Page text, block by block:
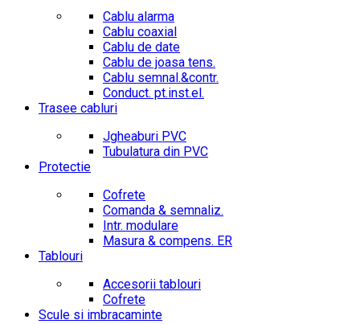
Cablu alarma
Cablu coaxial
Cablu de date
Cablu de joasa tens.
Cablu semnal.&contr.
Conduct. pt.inst.el.
Trasee cabluri
Jgheaburi PVC
Tubulatura din PVC
Protectie
Cofrete
Comanda & semnaliz.
Intr. modulare
Masura & compens. ER
Tablouri
Accesorii tablouri
Cofrete
Scule si imbracaminte